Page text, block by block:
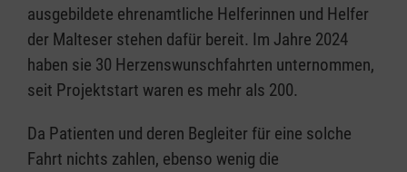
ausgebildete ehrenamtliche Helferinnen und Helfer
der Malteser stehen dafür bereit. Im Jahre 2024
haben sie 30 Herzenswunschfahrten unternommen,
seit Projektstart waren es mehr als 200.
Da Patienten und deren Begleiter für eine solche
Fahrt nichts zahlen, ebenso wenig die